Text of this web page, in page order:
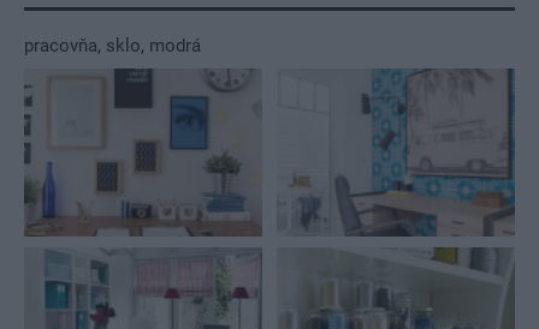
pracovňa, sklo, modrá